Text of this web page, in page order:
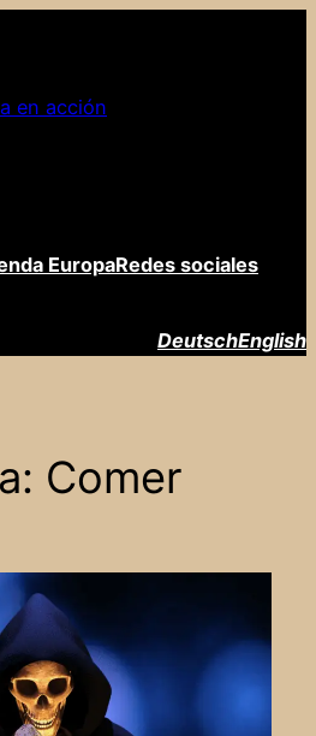
en acción
EuropaRedes sociales
DeutschEnglish
Comer